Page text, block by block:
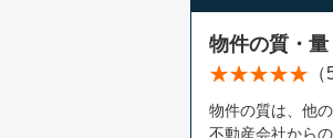
物件の質・量
物件の質は、他
不動産会社から